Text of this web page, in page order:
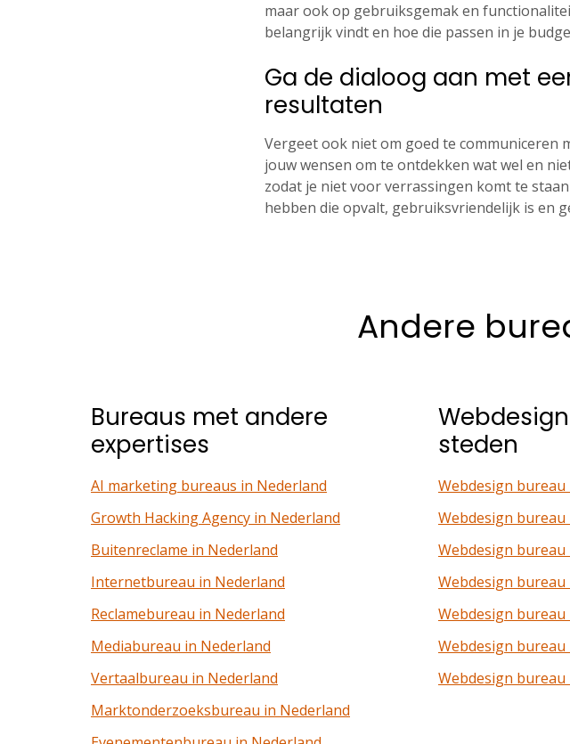
maar ook op gebruiksgemak en
belangrijk vindt en hoe die passen in je
Ga de dialoog aan met
resultaten
Vergeet ook niet om goed te communiceren
jouw wensen om te ontdekken wat wel en
zodat je niet voor verrassingen komt te
hebben die opvalt, gebruiksvriendelijk is en
Andere
Bureaus met andere
expertises
AI marketing bureaus in Nederland
Growth Hacking Agency in Nederland
Buitenreclame in Nederland
Internetbureau in Nederland
Reclamebureau in Nederland
Mediabureau in Nederland
Vertaalbureau in Nederland
Marktonderzoeksbureau in Nederland
steden
Webdesign bureau
Webdesign
Webdesign bureau
Webdesign
Webdesign bureau
Webdesign
Webdesign bureau